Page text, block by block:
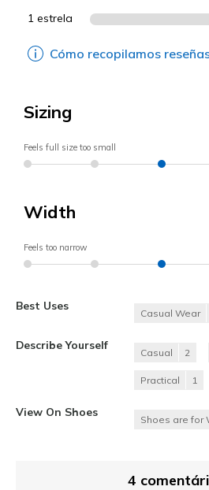
1 estrela
Cómo recopilamos
Sizing
Feels full size too small
Width
Feels too narrow
Best Uses
Casual Wear
Describe Yourself
Casual 2
Practical 1
View On Shoes
Shoes are for
4